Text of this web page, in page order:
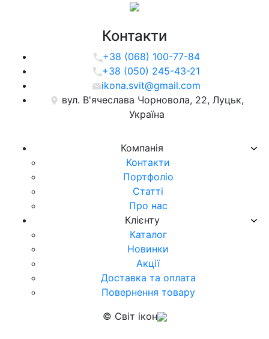
Компанія
Контакти
Портфоліо
Статті
Про нас
Клієнту
Каталог
Новинки
Акції
Доставка та оплата
Повернення товару
Контакти
+38 (068) 100-77-84
+38 (050) 245-43-21
ikona.svit@gmail.com
вул. В'ячеслава Чорновола, 22, Луцьк,
Україна
© Світ ікон